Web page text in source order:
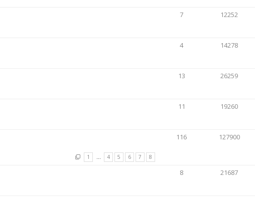
7 12252
4 14278
13 26259
11 19260
1 … 4 5 6 7 8
116 127900
8 21687